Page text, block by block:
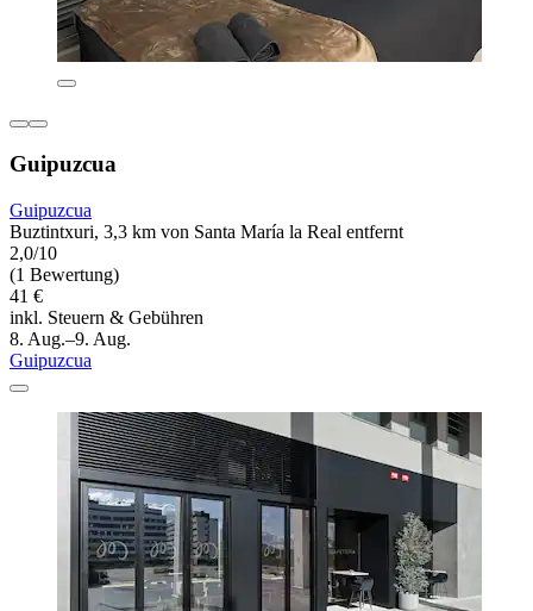
Guipuzcua
Guipuzcua
Buztintxuri, 3,3 km von Santa María la Real entfernt
2,0/10
(1 Bewertung)
41 €
inkl. Steuern & Gebühren
8. Aug.–9. Aug.
Guipuzcua